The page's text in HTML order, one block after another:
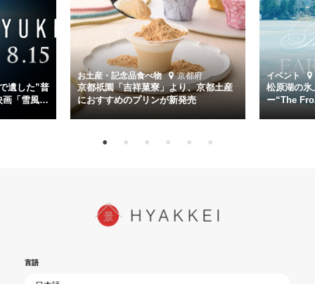
など実力派俳優が共演。そして戦艦大和と運命を共にした帝国海軍・
第二艦隊司令長官、伊藤整一を中井貴一が圧倒的な存在感で演じ切
る。
時代が再び、分断と暴力に揺れる現代。本作は「同じ過ちを繰り返す
道を歩んではいないか」と、彼らが命をかけて守りたいと願っ
た”今”を生きる私達に問いかける。戦後80年、戦争の記憶が薄れゆく
今だからこそ、尊い平和の価値を未来に繋ぐ作品『雪風 YUKIKAZE』
を多くの方にご覧いただきたい。
遺した”普
画「雪風
お土産・記念品食べ物 京都府
京都祇園「吉祥菓寮」より、京都土産
におすすめのプリンが新発売
イベント
松原湖の氷
ー“The
言語